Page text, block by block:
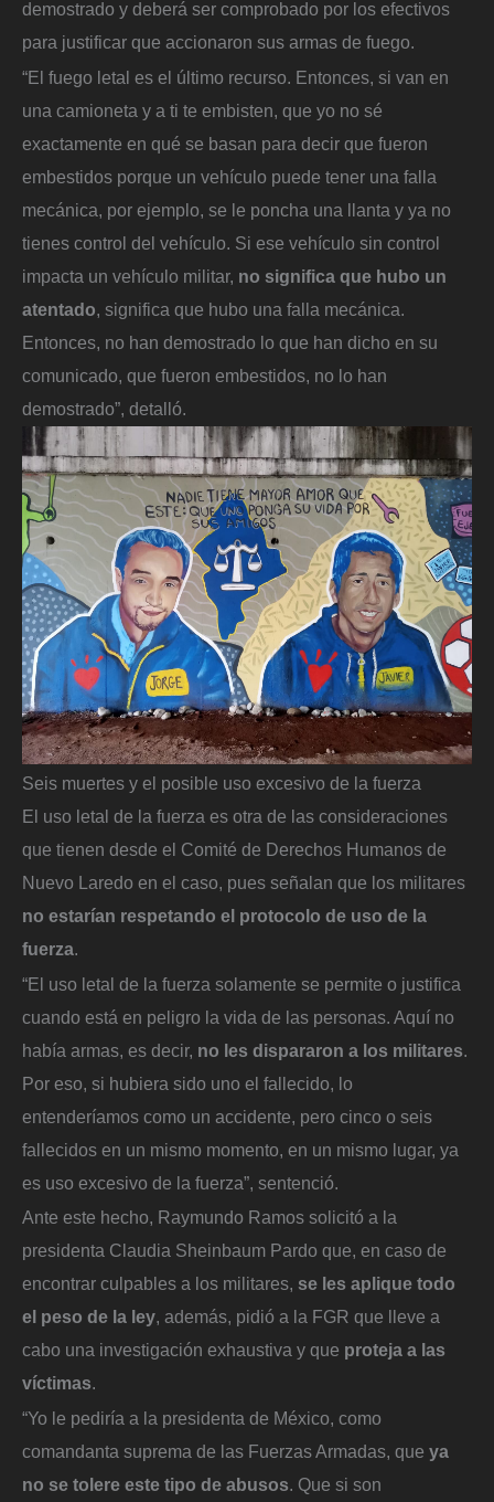
demostrado y deberá ser comprobado por los efectivos
para justificar que accionaron sus armas de fuego.
“El fuego letal es el último recurso. Entonces, si van en
una camioneta y a ti te embisten, que yo no sé
exactamente en qué se basan para decir que fueron
embestidos porque un vehículo puede tener una falla
mecánica, por ejemplo, se le poncha una llanta y ya no
tienes control del vehículo. Si ese vehículo sin control
impacta un vehículo militar, no significa que hubo un
atentado, significa que hubo una falla mecánica.
Entonces, no han demostrado lo que han dicho en su
comunicado, que fueron embestidos, no lo han
demostrado”, detalló.
Seis muertes y el posible uso excesivo de la fuerza
El uso letal de la fuerza es otra de las consideraciones
que tienen desde el Comité de Derechos Humanos de
Nuevo Laredo en el caso, pues señalan que los militares
no estarían respetando el protocolo de uso de la
fuerza.
“El uso letal de la fuerza solamente se permite o justifica
cuando está en peligro la vida de las personas. Aquí no
había armas, es decir, no les dispararon a los militares.
Por eso, si hubiera sido uno el fallecido, lo
entenderíamos como un accidente, pero cinco o seis
fallecidos en un mismo momento, en un mismo lugar, ya
es uso excesivo de la fuerza”, sentenció.
Ante este hecho, Raymundo Ramos solicitó a la
presidenta Claudia Sheinbaum Pardo que, en caso de
encontrar culpables a los militares, se les aplique todo
el peso de la ley, además, pidió a la FGR que lleve a
cabo una investigación exhaustiva y que proteja a las
víctimas.
“Yo le pediría a la presidenta de México, como
comandanta suprema de las Fuerzas Armadas, que ya
no se tolere este tipo de abusos. Que si son